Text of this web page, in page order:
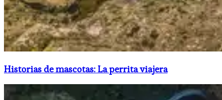
Historias de mascotas: La perrita viajera